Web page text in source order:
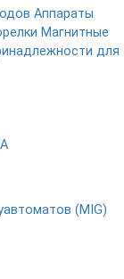
Аппараты
Магнитные
для
(MIG)